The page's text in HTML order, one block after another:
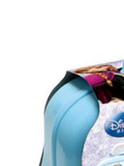
拼砌組合
玩具車,貨
手工藝,文
Spider-
Mini Brands
Play-Doh培
8~11歳
12~14歳